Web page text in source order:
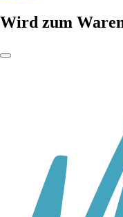
Wird zum